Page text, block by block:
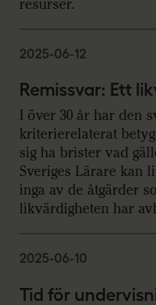
resurser.
Remissvar: Ett
2025-06-12
I över 30 år har den
kriterierelaterat
sig ha brister vad
Sveriges Lärare kan
inga av de åtgärder
likvärdigheten har
Tid för
2025-06-10